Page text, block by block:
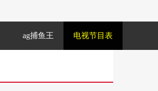
电视节目表
ag捕鱼王